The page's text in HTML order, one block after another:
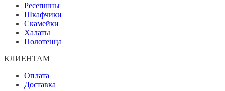
Ресепшны
Шкафчики
Скамейки
Халаты
Полотенца
КЛИЕНТАМ
Оплата
Доставка